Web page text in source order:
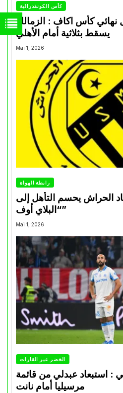
كأس الكونفدرالية
نهائي كأس اكاف : الزمالك
Mai 1, 2026
رابطة الهواة
الحراش يحسم التأهل إلى
“البلاي أوف”
Mai 1, 2026
الخضر عبر القارات
: استبعاد عبدلي من قائمة
مرسيليا أمام نانت